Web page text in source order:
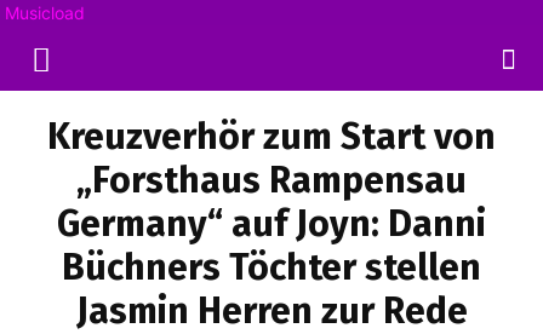
Musicload
Kreuzverhör zum Start von
„Forsthaus Rampensau
Germany“ auf Joyn: Danni
Büchners Töchter stellen
Jasmin Herren zur Rede